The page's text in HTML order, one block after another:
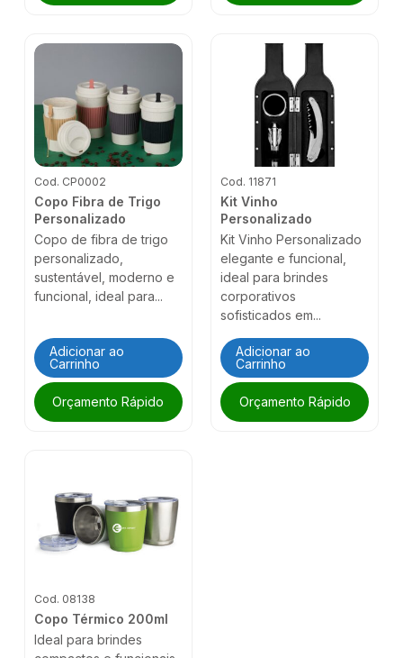
Cod. CP0002
Copo Fibra de Trigo
Personalizado
Copo de fibra de trigo
personalizado,
sustentável, moderno e
funcional, ideal para...
Adicionar ao
Carrinho
Orçamento Rápido
Cod. 11871
Kit Vinho
Personalizado
Kit Vinho Personalizado
elegante e funcional,
ideal para brindes
corporativos
sofisticados em...
Adicionar ao
Carrinho
Orçamento Rápido
Cod. 08138
Copo Térmico 200ml
Ideal para brindes